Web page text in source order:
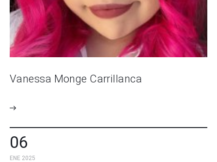
Vanessa Monge Carrillanca
06
ENE 2025